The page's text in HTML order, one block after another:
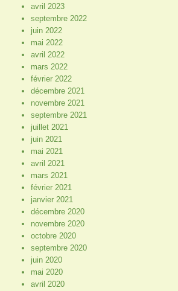
avril 2023
septembre 2022
juin 2022
mai 2022
avril 2022
mars 2022
février 2022
décembre 2021
novembre 2021
septembre 2021
juillet 2021
juin 2021
mai 2021
avril 2021
mars 2021
février 2021
janvier 2021
décembre 2020
novembre 2020
octobre 2020
septembre 2020
juin 2020
mai 2020
avril 2020